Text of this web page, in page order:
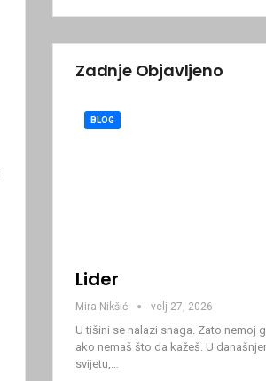
Zadnje Objavljeno
BLOG
Lider
Mira Nikšić velj 27, 2026
U tišini se nalazi snaga. Zato nemoj
ako nemaš što da kažeš. U
svijetu,…